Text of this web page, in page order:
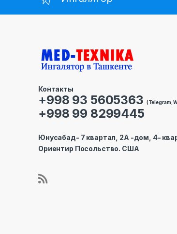
Контакты
+998 93 5605363 (Telegram,
+998 99 8299445
Юнусабад- 7 квартал, 2А -дом, 4-
Ориентир Посольство. США